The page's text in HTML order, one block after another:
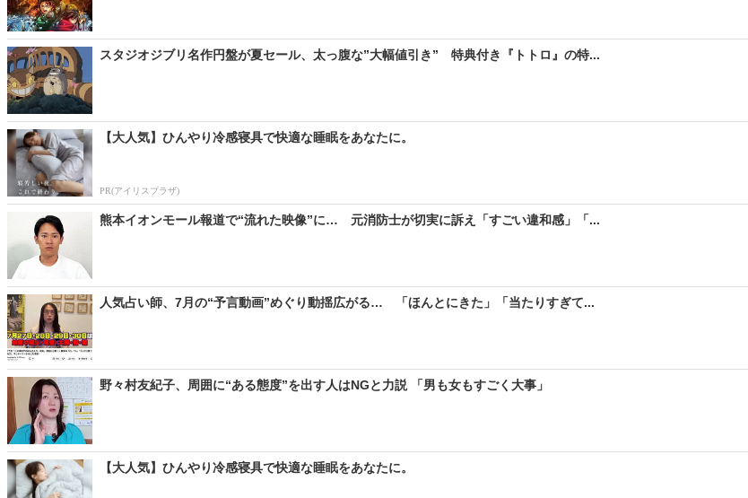
スタジオジブリ名作円盤が夏セール、太っ腹な”大幅値引き” 特典付き『トトロ』の特...
【大人気】ひんやり冷感寝具で快適な睡眠をあなたに。
PR(アイリスプラザ)
熊本イオンモール報道で“流れた映像”に… 元消防士が切実に訴え「すごい違和感」「...
人気占い師、7月の“予言動画”めぐり動揺広がる… 「ほんとにきた」「当たりすぎて...
野々村友紀子、周囲に“ある態度”を出す人はNGと力説 「男も女もすごく大事」
【大人気】ひんやり冷感寝具で快適な睡眠をあなたに。